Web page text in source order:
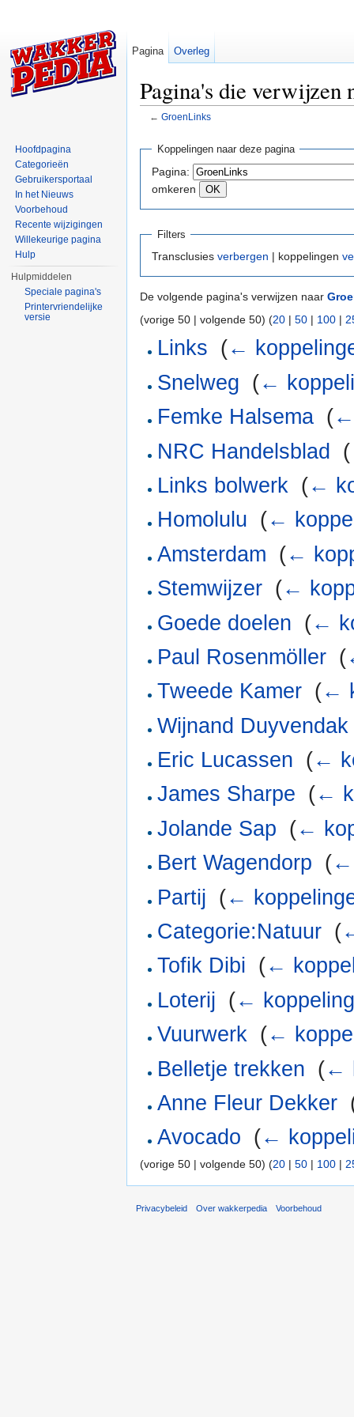
Pagina's die
← GroenLinks
Koppelingen naar deze pagina
Pagina:
omkeren
Filters
Transclusies verbergen | koppelingen
De volgende pagina's verwijzen naar
(vorige 50 | volgende 50) (20 | 50 | 100 |
Links (←
Snelweg (←
Femke Halsema (
NRC Handelsblad
(
Links bolwerk (←
Homolulu (←
Amsterdam (←
Stemwijzer (←
Goede doelen (←
Paul Rosenmöller (
Tweede Kamer (←
Wijnand Duyvendak
Eric Lucassen (←
James Sharpe (←
Jolande Sap (←
Bert Wagendorp (←
Partij (←
Categorie:Natuur (
Tofik Dibi (←
Loterij (←
Vuurwerk (←
Belletje trekken (←
Anne Fleur Dekker
Avocado (←
(vorige 50 | volgende 50) (20 | 50 | 100 |
Pagina Overleg
Hoofdpagina
Categorieën
Gebruikersportaal
In het Nieuws
Voorbehoud
Recente wijzigingen
Willekeurige pagina
Hulp
Hulpmiddelen
Speciale pagina's
Printervriendelijke
versie
Privacybeleid Over wakkerpedia Voorbehoud